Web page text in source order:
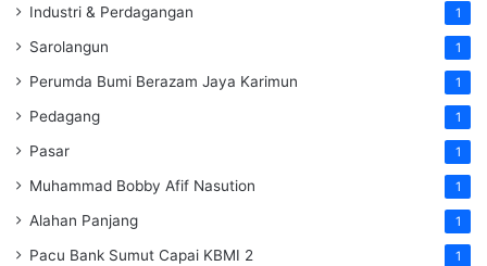
Industri & Perdagangan 1
Sarolangun 1
Perumda Bumi Berazam Jaya Karimun 1
Pedagang 1
Pasar 1
Muhammad Bobby Afif Nasution 1
Alahan Panjang 1
Pacu Bank Sumut Capai KBMI 2 1